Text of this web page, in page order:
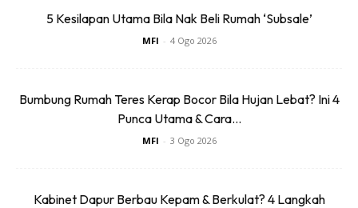
5 Kesilapan Utama Bila Nak Beli Rumah ‘Subsale’
MFI - 4 Ogo 2026
Bumbung Rumah Teres Kerap Bocor Bila Hujan Lebat? Ini 4
Punca Utama & Cara...
MFI - 3 Ogo 2026
Kabinet Dapur Berbau Kepam & Berkulat? 4 Langkah